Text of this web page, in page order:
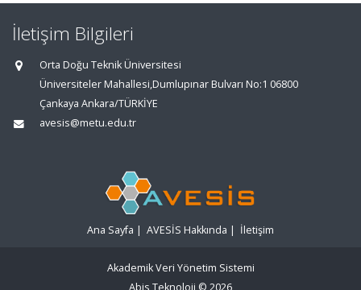
İletişim Bilgileri
Orta Doğu Teknik Üniversitesi
Üniversiteler Mahallesi,Dumlupınar Bulvarı No:1 06800
Çankaya Ankara/TÜRKİYE
avesis@metu.edu.tr
Ana Sayfa | AVESİS Hakkında | İletişim
Akademik Veri Yönetim Sistemi
Abis Teknoloji © 2026